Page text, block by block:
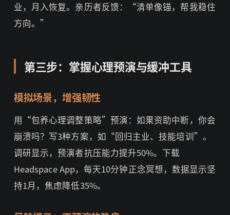
业，月入恢复。亲历者反馈：“清单像锚，帮我稳住
方向。”
第三步：掌握心理预演与缓冲工具
模拟场景，增强韧性
用“包养心理调整策略”预演：如果资助中断，你会
崩溃吗？写3种方案，如“回归主业、技能培训”。
调研显示，预演者抗压能力提升50%。下载
Headspace App，每天10分钟正念冥想，数据显示坚
持1月，焦虑降低35%。